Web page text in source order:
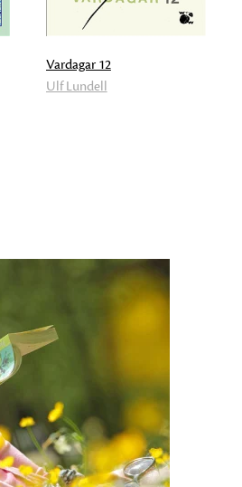
Vardagar 12
Ulf Lundell